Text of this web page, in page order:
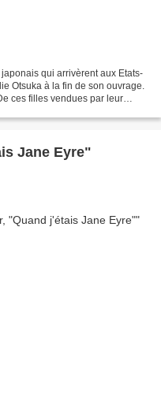
qui arrivèrent aux Etats-
Otsuka à la fin de son ouvrage.
ces filles vendues par leur
Jane Eyre"